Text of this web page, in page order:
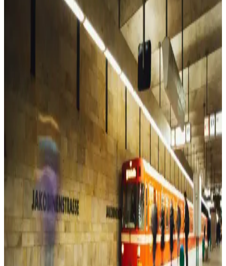
Vaen markasının pamuk elastan likralı atletleri, yumuşak ve nefes
alabilir kumaşıyla gün boyu konfor sağlar, şık tasarımıyla her
Laviyonsa Hasır Yazlık Vizör Şapka: Yaz Aylarında
Güneşten Koruyan Şık ve Pratik Tasarım
Laviyonsa hasır vizör şapka, hafif ve şık tasarımıyla yaz aylarında
güneşten koruyan ideal bir aksesuar. Uzun siperliği ve hava akışını
kolaylaştıran yapısıyla konfor sağlar.
Pierre Cardin Kahverengi Monogram Kadın Omuz
Çantası Günlük Kullanım İçin Uygun
Pierre Cardin'in kahverengi monogram kadın omuz çantası, şıklık ve
fonksiyonelliği bir arada sunar. Geniş iç hacmi ve ayarlanabilir
askısıyla günlük kullanım için ideal, dayanıklı suni deri malzeme ile
tasarlanmıştır.
Kadın Spor Ayakkabıları Karşılaştırması: Puma
Skyrocket Lite ve Skechers Summits Özellikleri
Puma Skyrocket Lite ve Skechers Summits kadın spor ayakkabıları,
konfor, tasarım ve kullanım alanları açısından detaylı karşılaştırma
ile sizin için analiz edildi.